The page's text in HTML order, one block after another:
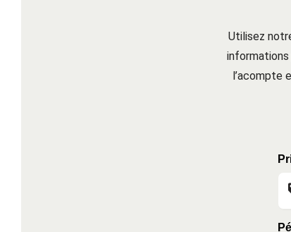
Utilisez
informations
l’acompte